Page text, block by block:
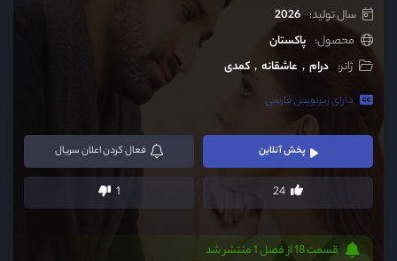
سال تولید: 2026
محصول: پاکستان
ژانر: درام عاشقانه کمدی
دارای زیرنویس فارسی
پخش آنلاین فعالکردن اعلان سریال
24
1
قسمت 18 از فصل 1 منتشر شد